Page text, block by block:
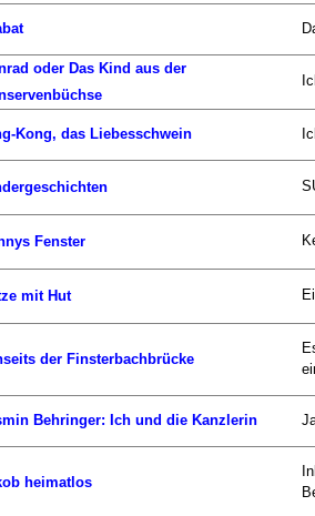
oder Das Kind aus der
Kong, das Liebesschwein
Fenster
mit Hut
der Finsterbachbrücke
Behringer: Ich und die Kanzlerin
heimatlos